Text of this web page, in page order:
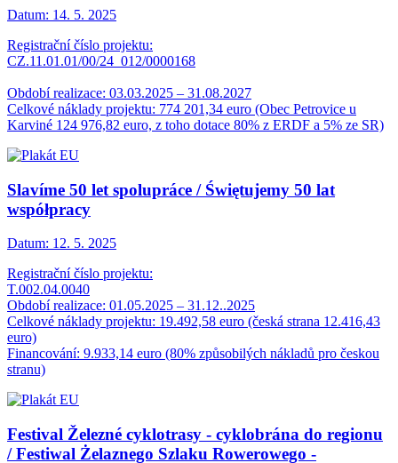
Datum: 14. 5. 2025
Registrační číslo projektu:
CZ.11.01.01/00/24_012/0000168
Období realizace: 03.03.2025 – 31.08.2027
Celkové náklady projektu: 774 201,34 euro (Obec Petrovice u
Karviné 124 976,82 euro, z toho dotace 80% z ERDF a 5% ze SR)
Slavíme 50 let spolupráce / Świętujemy 50 lat
współpracy
Datum: 12. 5. 2025
Registrační číslo projektu:
T.002.04.0040
Období realizace: 01.05.2025 – 31.12..2025
Celkové náklady projektu: 19.492,58 euro (česká strana 12.416,43
euro)
Financování: 9.933,14 euro (80% způsobilých nákladů pro českou
stranu)
Festival Železné cyklotrasy - cyklobrána do regionu
/ Festiwal Żelaznego Szlaku Rowerowego -